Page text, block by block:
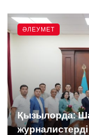
Қызылорда:
ӘЛЕУМЕТ